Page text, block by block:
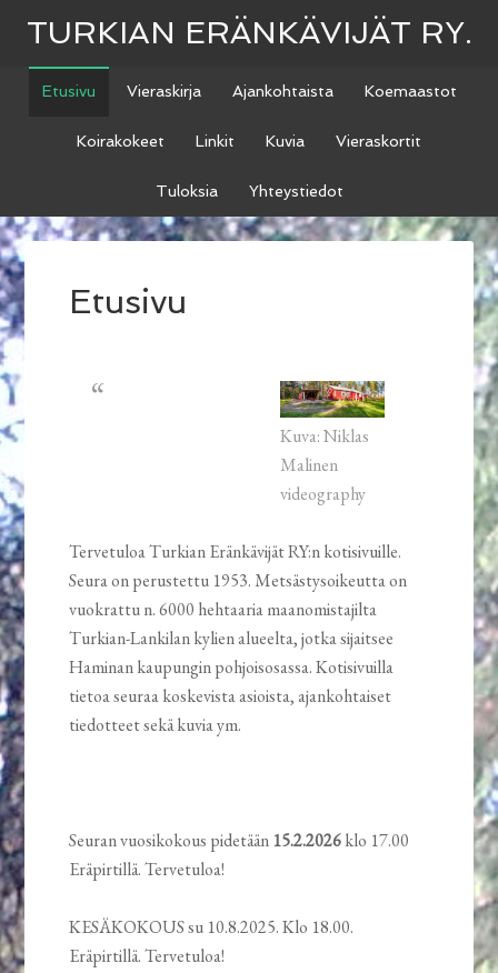
TURKIAN ERÄNKÄVIJÄT RY.
Etusivu Vieraskirja Ajankohtaista Koemaastot
Koirakokeet Linkit Kuvia Vieraskortit
Tuloksia Yhteystiedot
Etusivu
Kuva: Niklas
Malinen
videography
Tervetuloa Turkian Eränkävijät RY:n kotisivuille.
Seura on perustettu 1953. Metsästysoikeutta on
vuokrattu n. 6000 hehtaaria maanomistajilta
Turkian-Lankilan kylien alueelta, jotka sijaitsee
Haminan kaupungin pohjoisosassa. Kotisivuilla
tietoa seuraa koskevista asioista, ajankohtaiset
tiedotteet sekä kuvia ym.
Seuran vuosikokous pidetään 15.2.2026klo 17.00
Eräpirtillä. Tervetuloa!
KESÄKOKOUS su 10.8.2025. Klo 18.00.
Eräpirtillä. Tervetuloa!